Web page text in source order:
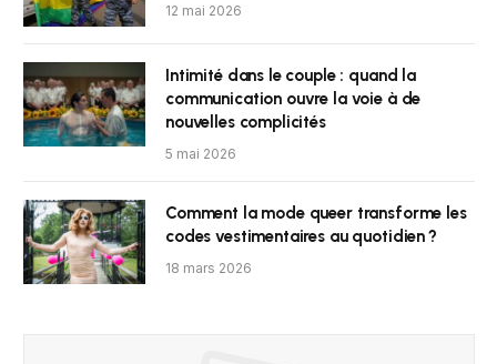
12 mai 2026
Intimité dans le couple : quand la
communication ouvre la voie à de
nouvelles complicités
5 mai 2026
Comment la mode queer transforme les
codes vestimentaires au quotidien ?
18 mars 2026